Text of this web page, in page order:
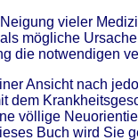
vieler
mögliche
die notwendigen
Ansicht nach
dem
völlige
Buch wird Sie